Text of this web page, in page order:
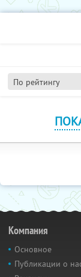
По рейтингу
Компания
Основное
Публикации о